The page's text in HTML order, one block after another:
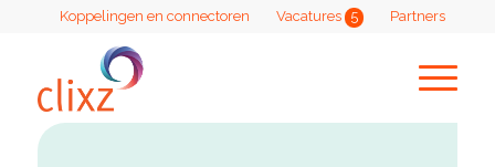
Koppelingen en connectoren Vacatures 5 Partners